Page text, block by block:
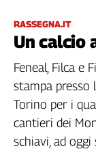
Categorie
Filcams
Filctem
Fillea
Filt
Fiom
RASSEGNA.IT
Un calcio
Feneal, Filca e
stampa presso
Torino per i
cantieri dei
schiavi, ad